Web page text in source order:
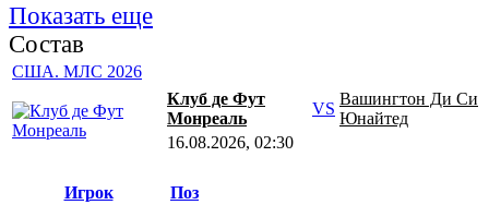
Показать еще
Состав
США. МЛС 2026
Клуб де Фут
Монреаль
VS
Вашингтон Ди Си
Юнайтед
16.08.2026, 02:30
Игрок
Поз